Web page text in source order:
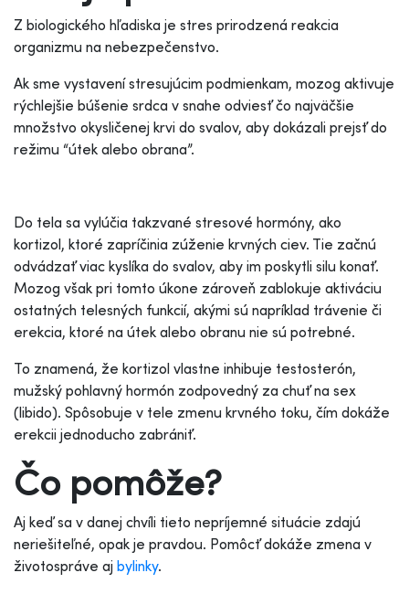
Z biologického hľadiska je stres prirodzená reakcia
organizmu na nebezpečenstvo.
Ak sme vystavení stresujúcim podmienkam, mozog aktivuje
rýchlejšie búšenie srdca v snahe odviesť čo najväčšie
množstvo okysličenej krvi do svalov, aby dokázali prejsť do
režimu “útek alebo obrana”.
Do tela sa vylúčia takzvané stresové hormóny, ako
kortizol, ktoré zapríčinia zúženie krvných ciev. Tie začnú
odvádzať viac kyslíka do svalov, aby im poskytli silu konať.
Mozog však pri tomto úkone zároveň zablokuje aktiváciu
ostatných telesných funkcií, akými sú napríklad trávenie či
erekcia, ktoré na útek alebo obranu nie sú potrebné.
To znamená, že kortizol vlastne inhibuje testosterón,
mužský pohlavný hormón zodpovedný za chuť na sex
(libido). Spôsobuje v tele zmenu krvného toku, čím dokáže
erekcii jednoducho zabrániť.
Čo pomôže?
Aj keď sa v danej chvíli tieto nepríjemné situácie zdajú
neriešiteľné, opak je pravdou. Pomôcť dokáže zmena v
životospráve aj bylinky.